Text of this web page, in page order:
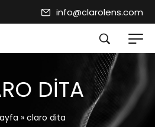
info@clarolens.com
DITA
» claro dita